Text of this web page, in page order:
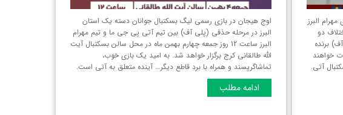
البرز
دو
برنده
خواهند
آتی.
اوج هیجان در بازی رسمی لیگ بسکتبال جوانان دسته یک استان
البرز‌ در مرحله حذفی (پلی آف) بین تیم آتی پی جی ما و تیم مهرام
البرز ساعت 12 روز جمعه چهارم بهمن ماه در محل سالن بسکتبال آیت
الله طالقانی کرج برگزار خواهد شد. به امید یک بازی خوب،
تماشاگرپسند و همراه با برد قاطع دیگر... آینده متعلق به آتی است.
ادامه مطلب